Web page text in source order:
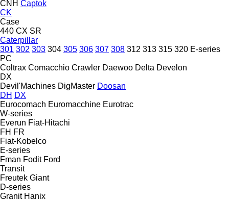
CNH Captok
CK
Case
440 CX SR
Caterpillar
301 302 303 304 305 306 307 308 312 313 315 320 E-series
PC
Coltrax Comacchio Crawler Daewoo Delta Develon
DX
Devil'Machines DigMaster Doosan
DH DX
Eurocomach Euromacchine Eurotrac
W-series
Everun Fiat-Hitachi
FH FR
Fiat-Kobelco
E-series
Fman Fodit Ford
Transit
Freutek Giant
D-series
Granit Hanix